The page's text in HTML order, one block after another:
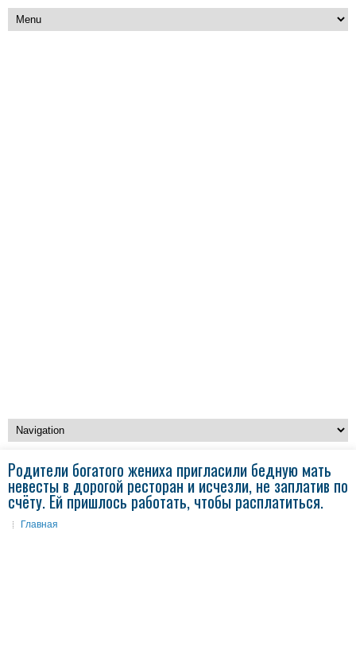
Родители богатого жениха пригласили бедную мать
невесты в дорогой ресторан и исчезли, не заплатив по
счёту. Ей пришлось работать, чтобы расплатиться.
Главная